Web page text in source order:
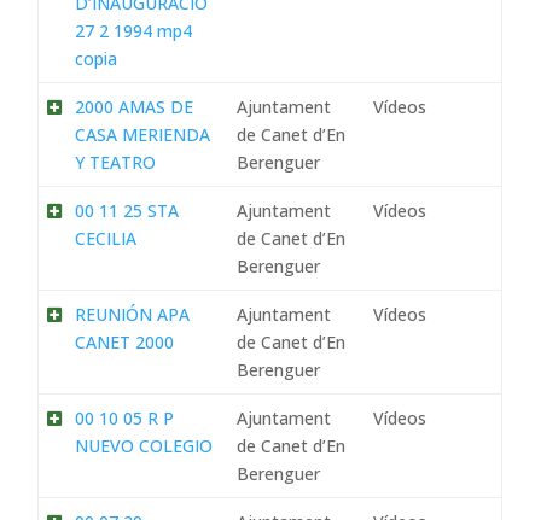
27 2 1994 mp4
copia
2000 AMAS DE
CASA MERIENDA
Y TEATRO
Ajuntament
de Canet d’En
Berenguer
Vídeos
00 11 25 STA
CECILIA
Ajuntament
de Canet d’En
Berenguer
Vídeos
REUNIÓN APA
CANET 2000
Ajuntament
de Canet d’En
Berenguer
Vídeos
00 10 05 R P
NUEVO COLEGIO
Ajuntament
de Canet d’En
Berenguer
Vídeos